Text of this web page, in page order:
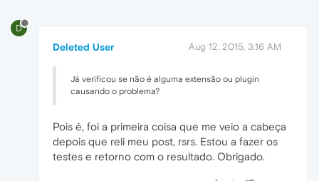
D
Deleted User Aug 12, 2015, 3:16 AM
Já verificou se não é alguma extensão ou plugin
causando o problema?
Pois é, foi a primeira coisa que me veio a cabeça
depois que reli meu post, rsrs. Estou a fazer os
testes e retorno com o resultado. Obrigado.